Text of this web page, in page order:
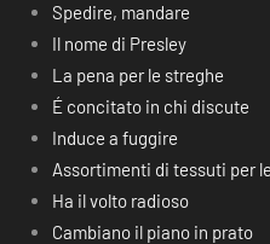
Spedire, mandare
Il nome di Presley
La pena per le streghe
É concitato in chi discute
Induce a fuggire
Assortimenti di tessuti per
Ha il volto radioso
Cambiano il piano in prato